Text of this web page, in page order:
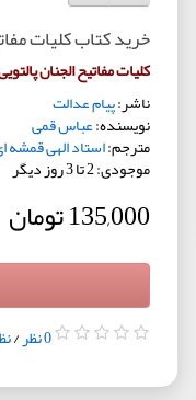
خرید کتاب کلیات
کلیات مفاتیح الجنان
ناشر:پیام عدالت
نویسنده:عباس قمی
مترجم:استاد الهی قمشه
موجودی: 2 تا 3 روز دیگر
135,000 تومان
0 نظر /